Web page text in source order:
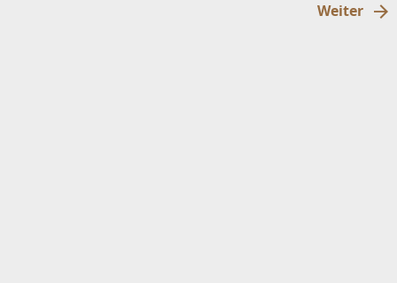
Weiter